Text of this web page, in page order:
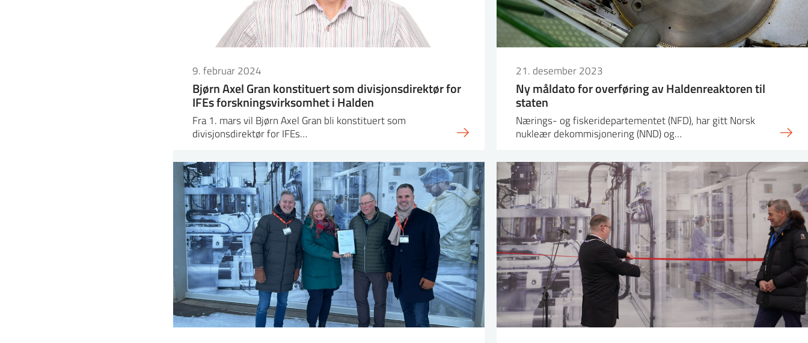
9. februar 2024
Bjørn Axel Gran konstituert som divisjonsdirektør for
IFEs forskningsvirksomhet i Halden
Fra 1. mars vil Bjørn Axel Gran bli konstituert som
divisjonsdirektør for IFEs…
21. desember 2023
Ny måldato for overføring av Haldenreaktoren til
staten
Nærings- og fiskeridepartementet (NFD), har gitt Norsk
nukleær dekommisjonering (NND) og…